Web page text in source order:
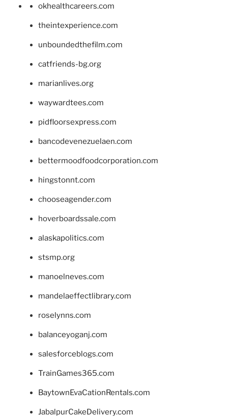
okhealthcareers.com
theintexperience.com
unboundedthefilm.com
catfriends-bg.org
marianlives.org
waywardtees.com
pidfloorsexpress.com
bancodevenezuelaen.com
bettermoodfoodcorporation.com
hingstonnt.com
chooseagender.com
hoverboardssale.com
alaskapolitics.com
stsmp.org
manoelneves.com
mandelaeffectlibrary.com
roselynns.com
balanceyoganj.com
salesforceblogs.com
TrainGames365.com
BaytownEvaCationRentals.com
JabalpurCakeDelivery.com